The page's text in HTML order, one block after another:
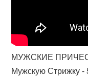
МУЖСКИЕ
Мужскую Стрижку -